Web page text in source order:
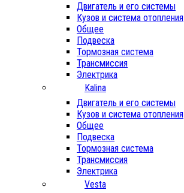
Двигатель и его системы
Кузов и система отопления
Общее
Подвеска
Тормозная система
Трансмиссия
Электрика
Kalina
Двигатель и его системы
Кузов и система отопления
Общее
Подвеска
Тормозная система
Трансмиссия
Электрика
Vesta